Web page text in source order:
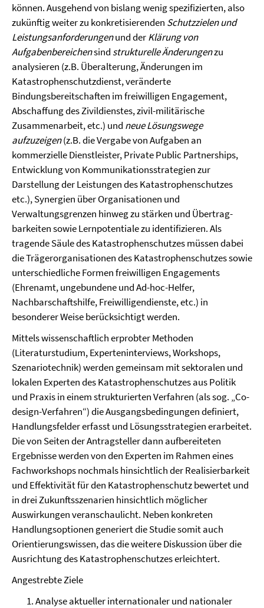
können. Ausgehend von bislang wenig spezifizierten, also
zukünftig weiter zu konkretisierenden Schutzzielen und
Leistungsanforderungenund derKlärung von
Aufgabenbereichensind strukturelle Änderungenzu
analysieren (z.B. Überalterung, Änderungen im
Katastrophenschutzdienst, veränderte
Bindungsbereitschaften im freiwilligen Engagement,
Abschaffung des Zivildienstes, zivil-militärische
Zusammenarbeit, etc.) und neue Lösungswege
aufzuzeigen(z.B. die Vergabe von Aufgaben an
kommerzielle Dienstleister, Private Public Partnerships,
Entwicklung von Kommuni­kationsstrategien zur
Darstellung der Leistungen des Katastrophenschutzes
etc.), Synergien über Organisationen und
Verwaltungsgrenzen hinweg zu stärken und Übertrag­
barkeiten sowie Lernpotentiale zu identifizieren. Als
tragende Säule des Katastro­phen­schutzes müssen dabei
die Trägerorganisationen des Katastrophenschutzes sowie
unterschiedliche Formen freiwilligen Engagements
(Ehrenamt, ungebundene und Ad-hoc-Helfer,
Nachbarschaftshilfe, Freiwilligendienste, etc.) in
besonderer Weise berücksichtigt werden.
Mittels wissenschaftlich erprobter Methoden
(Literaturstudium, Experteninterviews, Workshops,
Szenariotechnik) werden gemeinsam mit sektoralen und
lokalen Experten des Katastrophen­schutzes aus Politik
und Praxis in einem strukturierten Verfahren (als sog. „Co-
design-Verfahren“) die Ausgangsbedingungen definiert,
Handlungsfelder erfasst und Lösungsstrategien erarbeitet.
Die von Seiten der Antragsteller dann aufbereiteten
Ergebnisse werden von den Experten im Rahmen eines
Fachworkshops nochmals hinsichtlich der Realisierbarkeit
und Effektivität für den Katas­trophen­­schutz bewertet und
in drei Zukunftsszenarien hinsichtlich möglicher
Auswirkungen veranschaulicht. Neben konkreten
Handlungsoptionen generiert die Studie somit auch
Orientierungswissen, das die weitere Diskussion über die
Ausrichtung des Katastrophenschutzes erleichtert.
Angestrebte Ziele
Analyse aktueller internationaler und nationaler